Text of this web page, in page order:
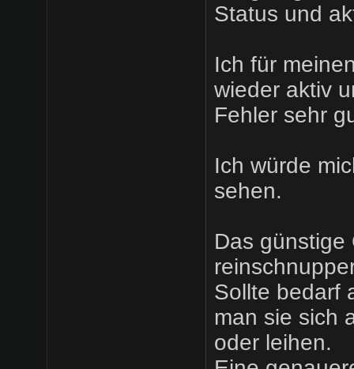
Status und
Ich für
wieder aktiv
Fehler sehr
Ich würde
sehen.
Das günstige
Sollte bedarf
man sie sich
oder leihen.